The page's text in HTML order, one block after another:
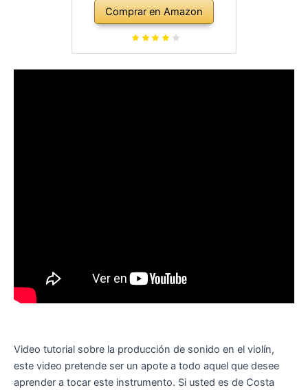
Comprar en Amazon
Video tutorial sobre la producción de sonido en el violín,
este video pretende ser un apote a todo aquel que desee
aprender a tocar este instrumento. Si usted es de Costa